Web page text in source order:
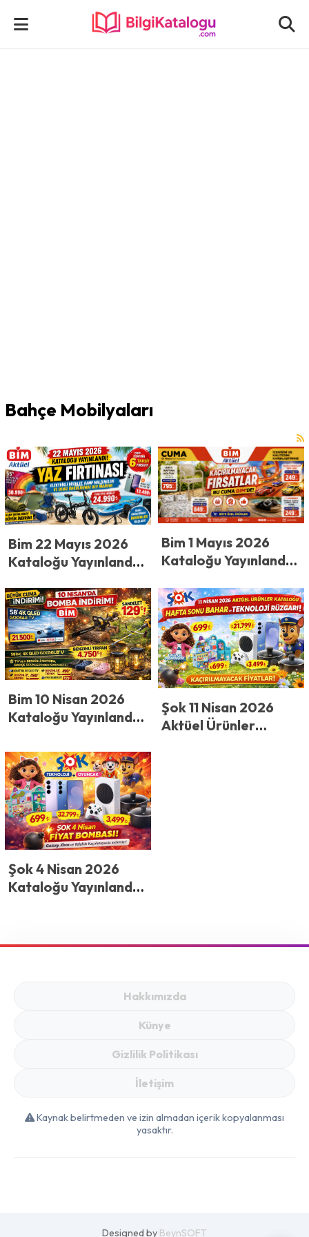
Bahçe Mobilyaları
Bim 22 Mayıs 2026
Kataloğu Yayınlandı!
Elektrikli Bisiklet,
Kamp Malzemeleri ve
Deniz Ürünlerinde
Dev İndirim!
Bim 1 Mayıs 2026
Kataloğu Yayınlandı!
Başlıyor! 1 Mayıs
Cuma Kataloğu ile
Evinizi Yenileyecek O
Ürünler Geliyor
Bim 10 Nisan 2026
Kataloğu Yayınlandı!
Patlattı! 21.500 TL’lik
4K TV, 4.490 TL
Motor ve 129 TL
Sandalet Raflarda
Şok 11 Nisan 2026
Aktüel Ürünler
Şok 4 Nisan 2026
Kataloğu Yayınlandı!
Sürprizi: Galaxy
geliyor!: Hafta SonuHakkımızda
Künye
Gizlilik Politikası
İletişim
Kaynak belirtmeden ve izin almadan içerik kopyalanması
yasaktır.
Designed by BeynSOFT